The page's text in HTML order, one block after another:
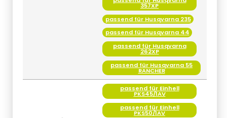
passend für Husqvarna 44
passend für Husqvarna
262XP
passend für Husqvarna 55
RANCHER
passend für Einhell
PKS45/1AV
passend für Einhell
PKS50/1AV
passend für Einhell QG-
PC4645